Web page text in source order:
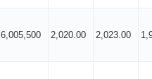
6,005,500 2,020.00 2,023.00